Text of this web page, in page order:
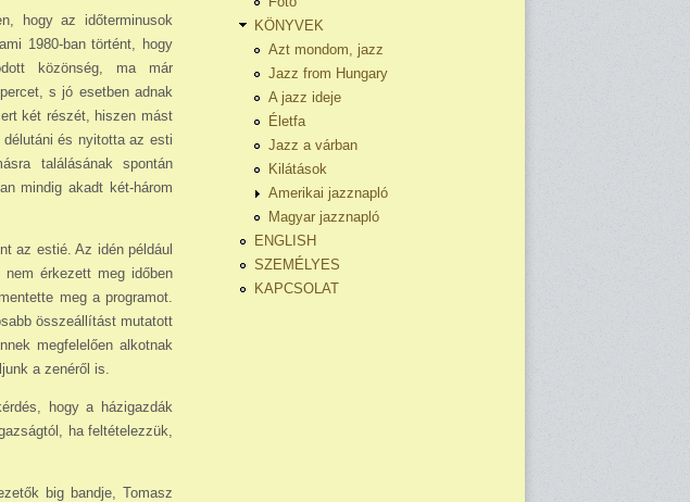
hogy az időterminusok
1980-ban történt, hogy
közönség, ma már
s jó esetben adnak
két részét, hiszen mást
és nyitotta az esti
találásának spontán
mindig akadt két-három
az estié. Az idén például
érkezett meg időben
meg a programot.
összeállítást mutatott
meg­felelően alkotnak
a zenéről is.
hogy a házigazdák
ha feltételezzük,
big bandje, Tomasz
KÖNYVEK
Azt mondom, jazz
Jazz from Hungary
A jazz ideje
Életfa
Jazz a várban
Kilátások
Amerikai jazznapló
Magyar jazznapló
ENGLISH
SZEMÉLYES
KAPCSOLAT